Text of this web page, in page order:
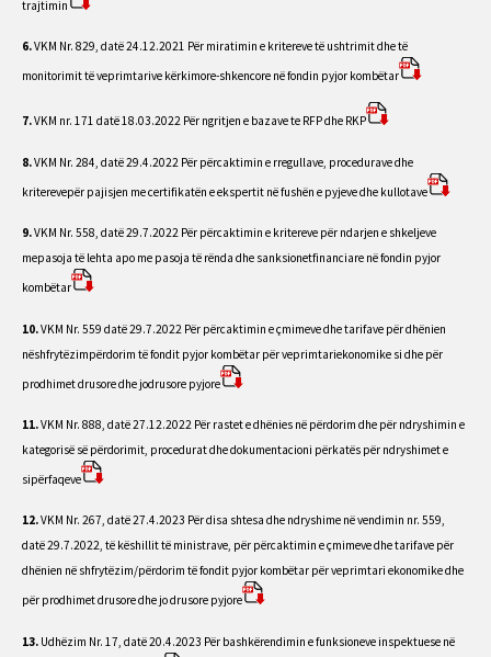
trajtimin
6.VKM Nr. 829, datë 24.12.2021 Për miratimin e kritereve të ushtrimit dhe të
monitorimit të veprimtarive kërkimore-shkencore në fondin pyjor kombëtar
7.VKM nr. 171 datë 18.03.2022 Për ngritjen e bazave te RFP dhe RKP
8.VKM Nr. 284, datë 29.4.2022 Për përcaktimin e rregullave, procedurave dhe
kriterevepër pajisjen me certifikatën e ekspertit në fushën e pyjeve dhe kullotave
9.VKM Nr. 558, datë 29.7.2022 Për përcaktimin e kritereve për ndarjen e shkeljeve
mepasoja të lehta apo me pasoja të rënda dhe sanksionetfinanciare në fondin pyjor
kombëtar
10.VKM Nr. 559 datë 29.7.2022 Për përcaktimin e çmimeve dhe tarifave për dhënien
nëshfrytëzimpërdorim të fondit pyjor kombëtar për veprimtariekonomike si dhe për
prodhimet drusore dhe jodrusore pyjore
11.VKM Nr. 888, datë 27.12.2022 Për rastet e dhënies në përdorim dhe për ndryshimin e
kategorisë së përdorimit, procedurat dhe dokumentacioni përkatës për ndryshimet e
sipërfaqeve
12.VKM Nr. 267, datë 27.4.2023 Për disa shtesa dhe ndryshime në vendimin nr. 559,
datë 29.7.2022, të këshillit të ministrave, për përcaktimin e çmimeve dhe tarifave për
dhënien në shfrytëzim/përdorim të fondit pyjor kombëtar për veprimtari ekonomike dhe
për prodhimet drusore dhe jo drusore pyjore
13. Udhëzim Nr. 17, datë 20.4.2023 Për bashkërendimin e funksioneve inspektuese në